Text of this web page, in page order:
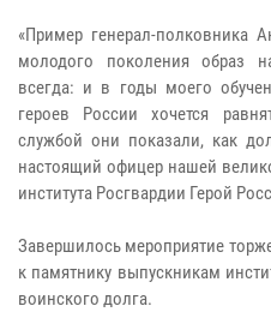
«Пример генерал-полковника
молодого поколения образ
всегда: и в годы моего
героев России хочется
службой они показали, как
настоящий офицер нашей
института Росгвардии Герой
Завершилось мероприятие
к памятнику выпускникам
воинского долга.